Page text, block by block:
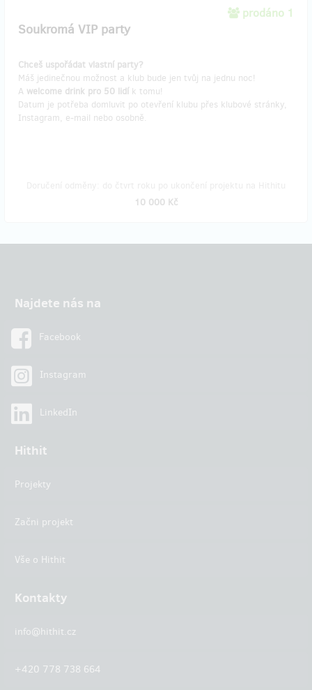
prodáno 1
Soukromá VIP party
Chceš uspořádat vlastní party?
Máš jedinečnou možnost a klub bude jen tvůj na jednu noc!
A welcome drink pro 50 lidí k tomu!
Datum je potřeba domluvit po otevření klubu přes klubové stránky,
Instagram, e-mail nebo osobně.
10 000 Kč
Najdete nás na
Facebook
Instagram
LinkedIn
Hithit
Projekty
Začni projekt
Vše o Hithit
Kontakty
info@hithit.cz
+420 778 738 664